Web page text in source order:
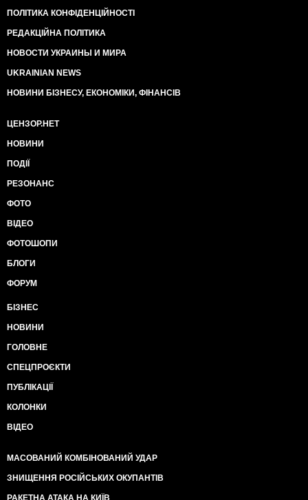
ПОЛІТИКА КОНФІДЕНЦІЙНОСТІ
РЕДАКЦІЙНА ПОЛІТИКА
НОВОСТИ УКРАИНЫ И МИРА
UKRAINIAN NEWS
НОВИНИ БІЗНЕСУ, ЕКОНОМІКИ, ФІНАНСІВ
ЦЕНЗОР.НЕТ
НОВИНИ
ПОДІЇ
РЕЗОНАНС
ФОТО
ВІДЕО
ФОТОШОПИ
БЛОГИ
ФОРУМ
БІЗНЕС
НОВИНИ
ГОЛОВНЕ
СПЕЦПРОЄКТИ
ПУБЛІКАЦІЇ
КОЛОНКИ
ВІДЕО
МАСОВАНИЙ КОМБІНОВАНИЙ УДАР
ЗНИЩЕННЯ РОСІЙСЬКИХ ОКУПАНТІВ
РАКЕТНА АТАКА НА КИЇВ